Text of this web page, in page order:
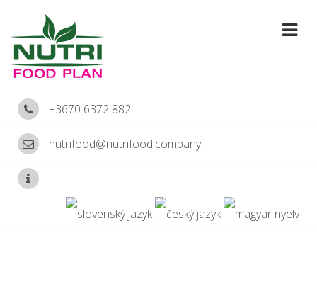
+3670 6372 882
nutrifood@nutrifood.company